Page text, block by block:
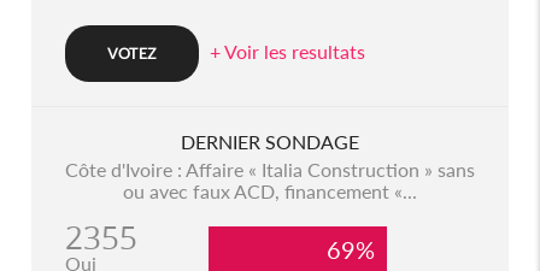
+ Voir les resultats
DERNIER SONDAGE
Côte d'Ivoire : Affaire « Italia Construction » sans
ou avec faux ACD, financement «...
2355
Oui 69%